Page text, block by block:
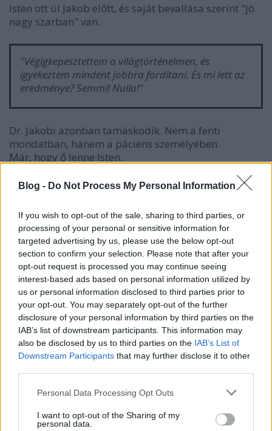
Blog - Do Not Process My Personal Information
If you wish to opt-out of the sale, sharing to third parties, or
processing of your personal or sensitive information for
targeted advertising by us, please use the below opt-out
section to confirm your selection. Please note that after your
opt-out request is processed you may continue seeing
interest-based ads based on personal information utilized by
us or personal information disclosed to third parties prior to
your opt-out. You may separately opt-out of the further
disclosure of your personal information by third parties on the
IAB’s list of downstream participants. This information may
also be disclosed by us to third parties on the IAB’s List of
Downstream Participants that may further disclose it to other
Please note that this website/app uses one or more Google
not limited to your visit or usage behaviour. You may click to
grant or deny consent to Google and its third-party tags to
Personal Data Processing Opt Outs
I want to opt-out of the Sharing of my
personal data.
Isten ott ül Jakob előtt, és saját bevallása szerint "jó
nagy szarban" van.
"Végigkepesztettem a világtörténelmen, és
igyekeztem mindent jobbra fordítani. És mi lett az
eredménye? Semmi! Nulla!"
Dr. Jakobi azonban tamáskodik. Nem a fenti
mondatban, hanem a páciens személyében.
Már, hogy ő lenne Isten.
téveszmékkel megspékelve.
"Világos, hogy valamit rosszul csinálok. Segíts
kideríteni, mi az, hogy az emberek újra higgyenek
bennem. ... De ehhez előbb neked kell hinned
bennem, Jakob. Hogy győzhetném meg az
emberiséget, ha saját pszichoterapeutám is
bolondnak néz?"
Mint kiderül: Isten benne rekedt egy testben, és fogy
az ereje, de az ideje is.
Szépen haladunk a végkifejlet felé, ahol Jakobot
lépten-nyomon orrba verik, hol szándékosan, hol
véletlenül.
Mindegy.